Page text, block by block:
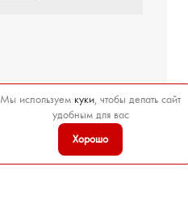
Мы используем куки , чтобы делать сайт
удобным для вас
Хорошо
Наверх 